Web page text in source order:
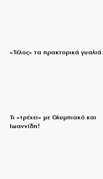
«Τέλος» τα πρακτορικά γυαλιά
Τι «τρέχει» με Ολυμπιακό και
Ιωαννίδη!